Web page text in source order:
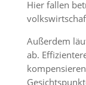
Hier fallen
Außerdem
ab.